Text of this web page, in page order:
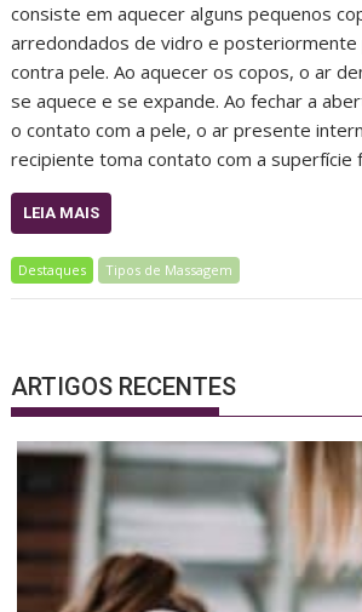
consiste em aquecer alguns pequenos
arredondados de vidro e posteriormente
contra pele. Ao aquecer os copos, o ar
se aquece e se expande. Ao fechar a
o contato com a pele, o ar presente
recipiente toma contato com a superfície
LEIA MAIS
Destaques Tipos de Massagem
ARTIGOS RECENTES